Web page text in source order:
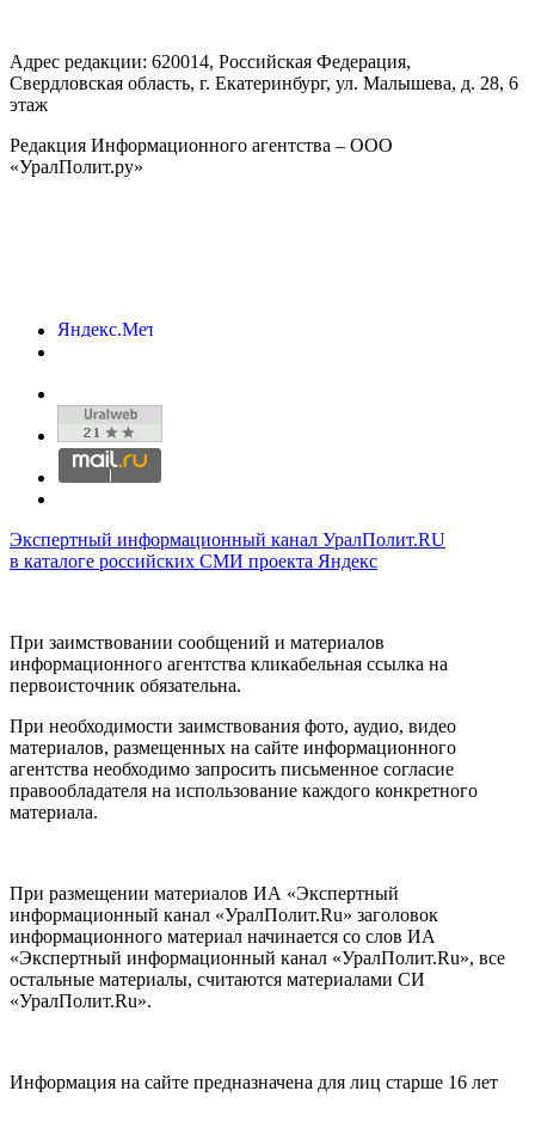
Адрес редакции: 620014, Российская Федерация,
Свердловская область, г. Екатеринбург, ул. Малышева, д. 28, 6
этаж
Редакция Информационного агентства – ООО
«УралПолит.ру»
Экспертный информационный канал УралПолит.RU
в каталоге российских СМИ проекта Яндекс
При заимствовании сообщений и материалов
информационного агентства кликабельная ссылка на
первоисточник обязательна.
При необходимости заимствования фото, аудио, видео
материалов, размещенных на сайте информационного
агентства необходимо запросить письменное согласие
правообладателя на использование каждого конкретного
материала.
При размещении материалов ИА «Экспертный
информационный канал «УралПолит.Ru» заголовок
информационного материал начинается со слов ИА
«Экспертный информационный канал «УралПолит.Ru», все
остальные материалы, считаются материалами СИ
«УралПолит.Ru».
Информация на сайте предназначена для лиц старше 16 лет